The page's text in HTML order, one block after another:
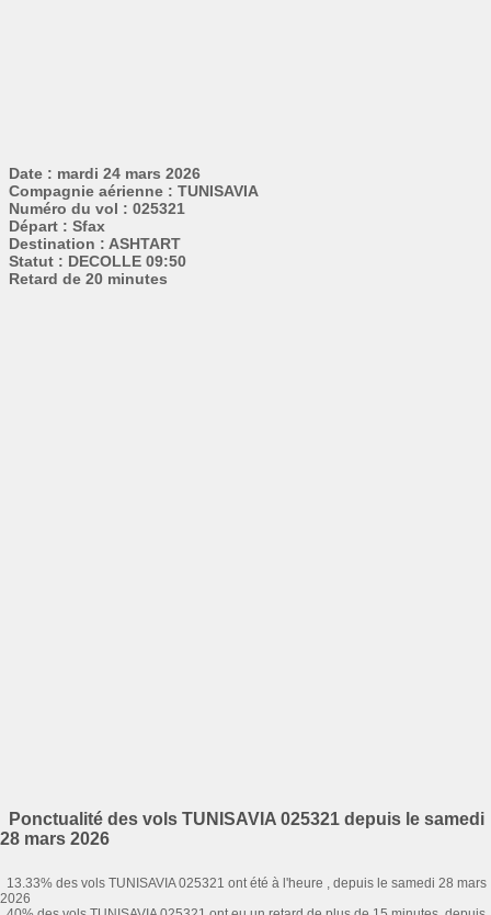
Date : mardi 24 mars 2026
Compagnie aérienne : TUNISAVIA
Numéro du vol : 025321
Départ : Sfax
Destination : ASHTART
Statut : DECOLLE 09:50
Retard de 20 minutes
Ponctualité des vols TUNISAVIA 025321 depuis le samedi
28 mars 2026
13.33% des vols TUNISAVIA 025321 ont été à l'heure , depuis le samedi 28 mars
2026